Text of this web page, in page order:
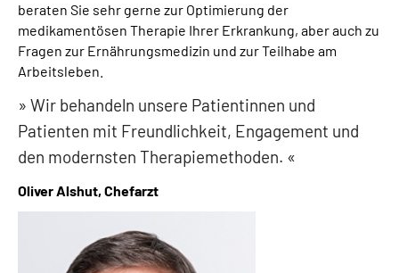
beraten Sie sehr gerne zur Optimierung der
medikamentösen Therapie Ihrer Erkrankung, aber auch zu
Fragen zur Ernährungsmedizin und zur Teilhabe am
Arbeitsleben.
Wir behandeln unsere Patientinnen und
Patienten mit Freundlichkeit, Engagement und
den modernsten Therapiemethoden.
Oliver Alshut, Chefarzt